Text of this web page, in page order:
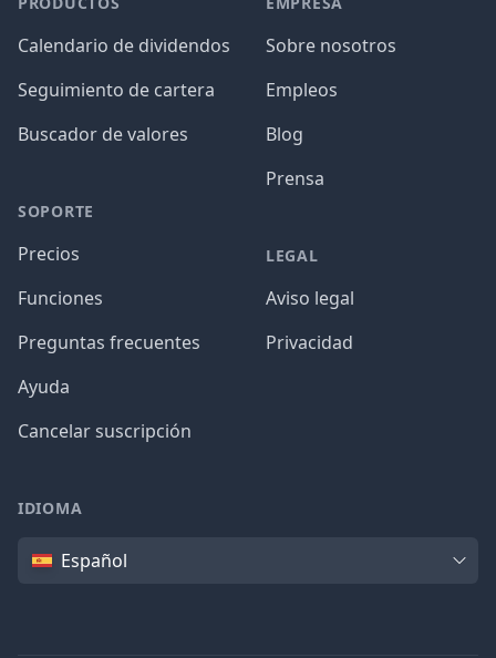
Calendario de dividendos
Seguimiento de cartera
Buscador de valores
SOPORTE
Precios
Funciones
Preguntas frecuentes
Ayuda
Cancelar suscripción
Sobre nosotros
Empleos
Blog
Prensa
LEGAL
Aviso legal
Privacidad
IDIOMA
IdiomaEspañol